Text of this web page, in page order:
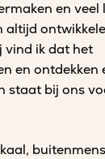
en veel
altijd
vind ik dat het
en ontdekken
staat bij ons
buitenmens